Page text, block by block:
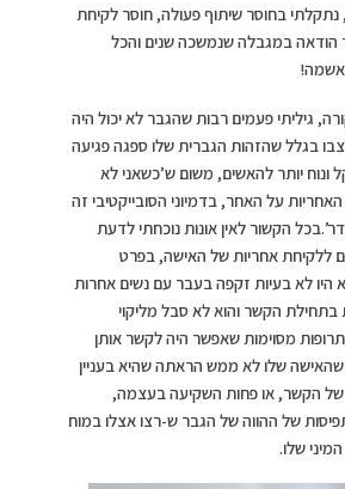
בחוסר שיתוף פעולה, חוסר לקיחת
הודאה במגבלה שנמשכה שנים והכל
גיליתי פעמים רבות שהגבר לא יכול היה
בגלל שהזהות הגברית שלו ספגה פגיעה
ונוח יותר להאשים, משום ש’כשאני לא
על האחר, בדמיוני הסובייקטיבי זה
הקשור לאין אונות נוכחתי לדעת
ללקיחת אחריות של האישה, בפרט
לא בעיות זקפה בעבר עם נשים אחרות
בתחילת הקשר והוא לא סבל מליקוי
מסוימות שאפשר היה לקשר אותן
שלו לא ממש הראתה שהיא בעניין
של הקשר, או פחות השקיעה בעצמה,
של ההווה של הגבר ש-רצו אצלו במוח
שלו.